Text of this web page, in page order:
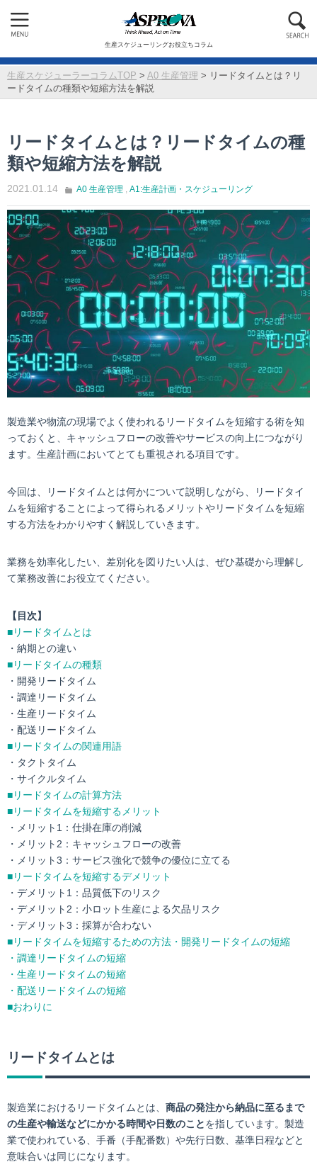
生産スケジューリングお役立ちコラム
生産スケジューラーコラムTOP > A0 生産管理 > リードタイムとは？リ
ードタイムの種類や短縮方法を解説
リードタイムとは？リードタイムの種
類や短縮方法を解説
2021.01.14 A0 生産管理 , A1:生産計画・スケジューリング
製造業や物流の現場でよく使われるリードタイムを短縮する術を知
っておくと、キャッシュフローの改善やサービスの向上につながり
ます。生産計画においてとても重視される項目です。
今回は、リードタイムとは何かについて説明しながら、リードタイ
ムを短縮することによって得られるメリットやリードタイムを短縮
する方法をわかりやすく解説していきます。
業務を効率化したい、差別化を図りたい人は、ぜひ基礎から理解し
て業務改善にお役立てください。
【目次】
■リードタイムとは
・納期との違い
■リードタイムの種類
・開発リードタイム
・調達リードタイム
・生産リードタイム
・配送リードタイム
■リードタイムの関連用語
・タクトタイム
・サイクルタイム
■リードタイムの計算方法
■リードタイムを短縮するメリット
・メリット1：仕掛在庫の削減
・メリット2：キャッシュフローの改善
・メリット3：サービス強化で競争の優位に立てる
■リードタイムを短縮するデメリット
・デメリット1：品質低下のリスク
・デメリット2：小ロット生産による欠品リスク
・デメリット3：採算が合わない
■リードタイムを短縮するための方法・開発リードタイムの短縮
・調達リードタイムの短縮
・生産リードタイムの短縮
・配送リードタイムの短縮
■おわりに
リードタイムとは
製造業におけるリードタイムとは、 商品の発注から納品に至るまで
の生産や輸送などにかかる時間や日数のことを指しています。製造
業で使われている、手番（手配番数）や先行日数、基準日程などと
意味合いは同じになります。